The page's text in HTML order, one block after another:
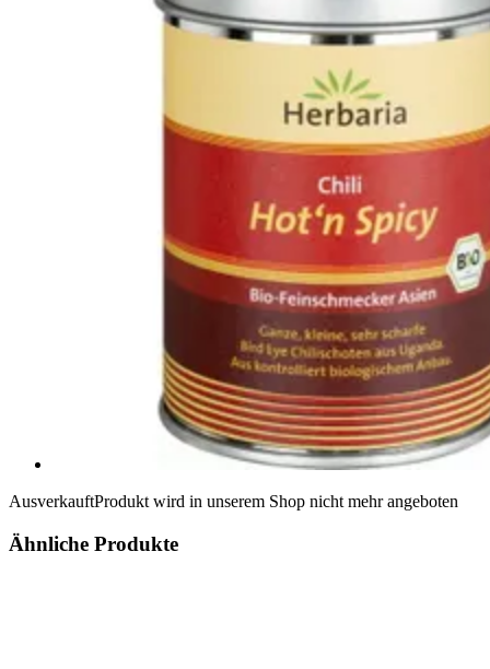
AusverkauftProdukt wird in unserem Shop nicht mehr angeboten
Ähnliche Produkte